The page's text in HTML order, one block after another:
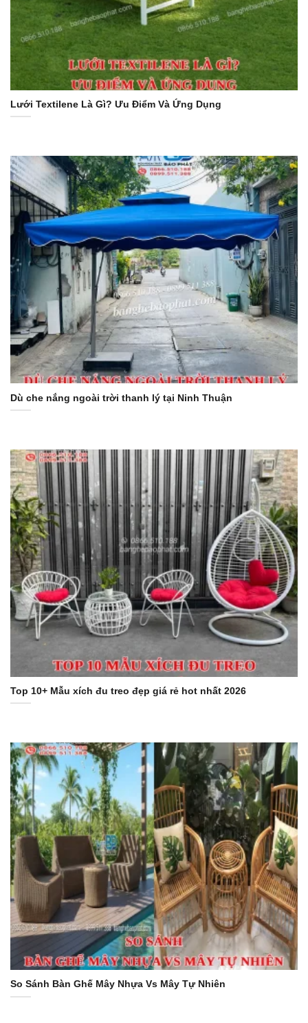
Lưới Textilene Là Gì? Ưu Điểm Và Ứng Dụng
Dù che nắng ngoài trời thanh lý tại Ninh Thuận
Top 10+ Mẫu xích đu treo đẹp giá rẻ hot nhất 2026
So Sánh Bàn Ghế Mây Nhựa Vs Mây Tự Nhiên